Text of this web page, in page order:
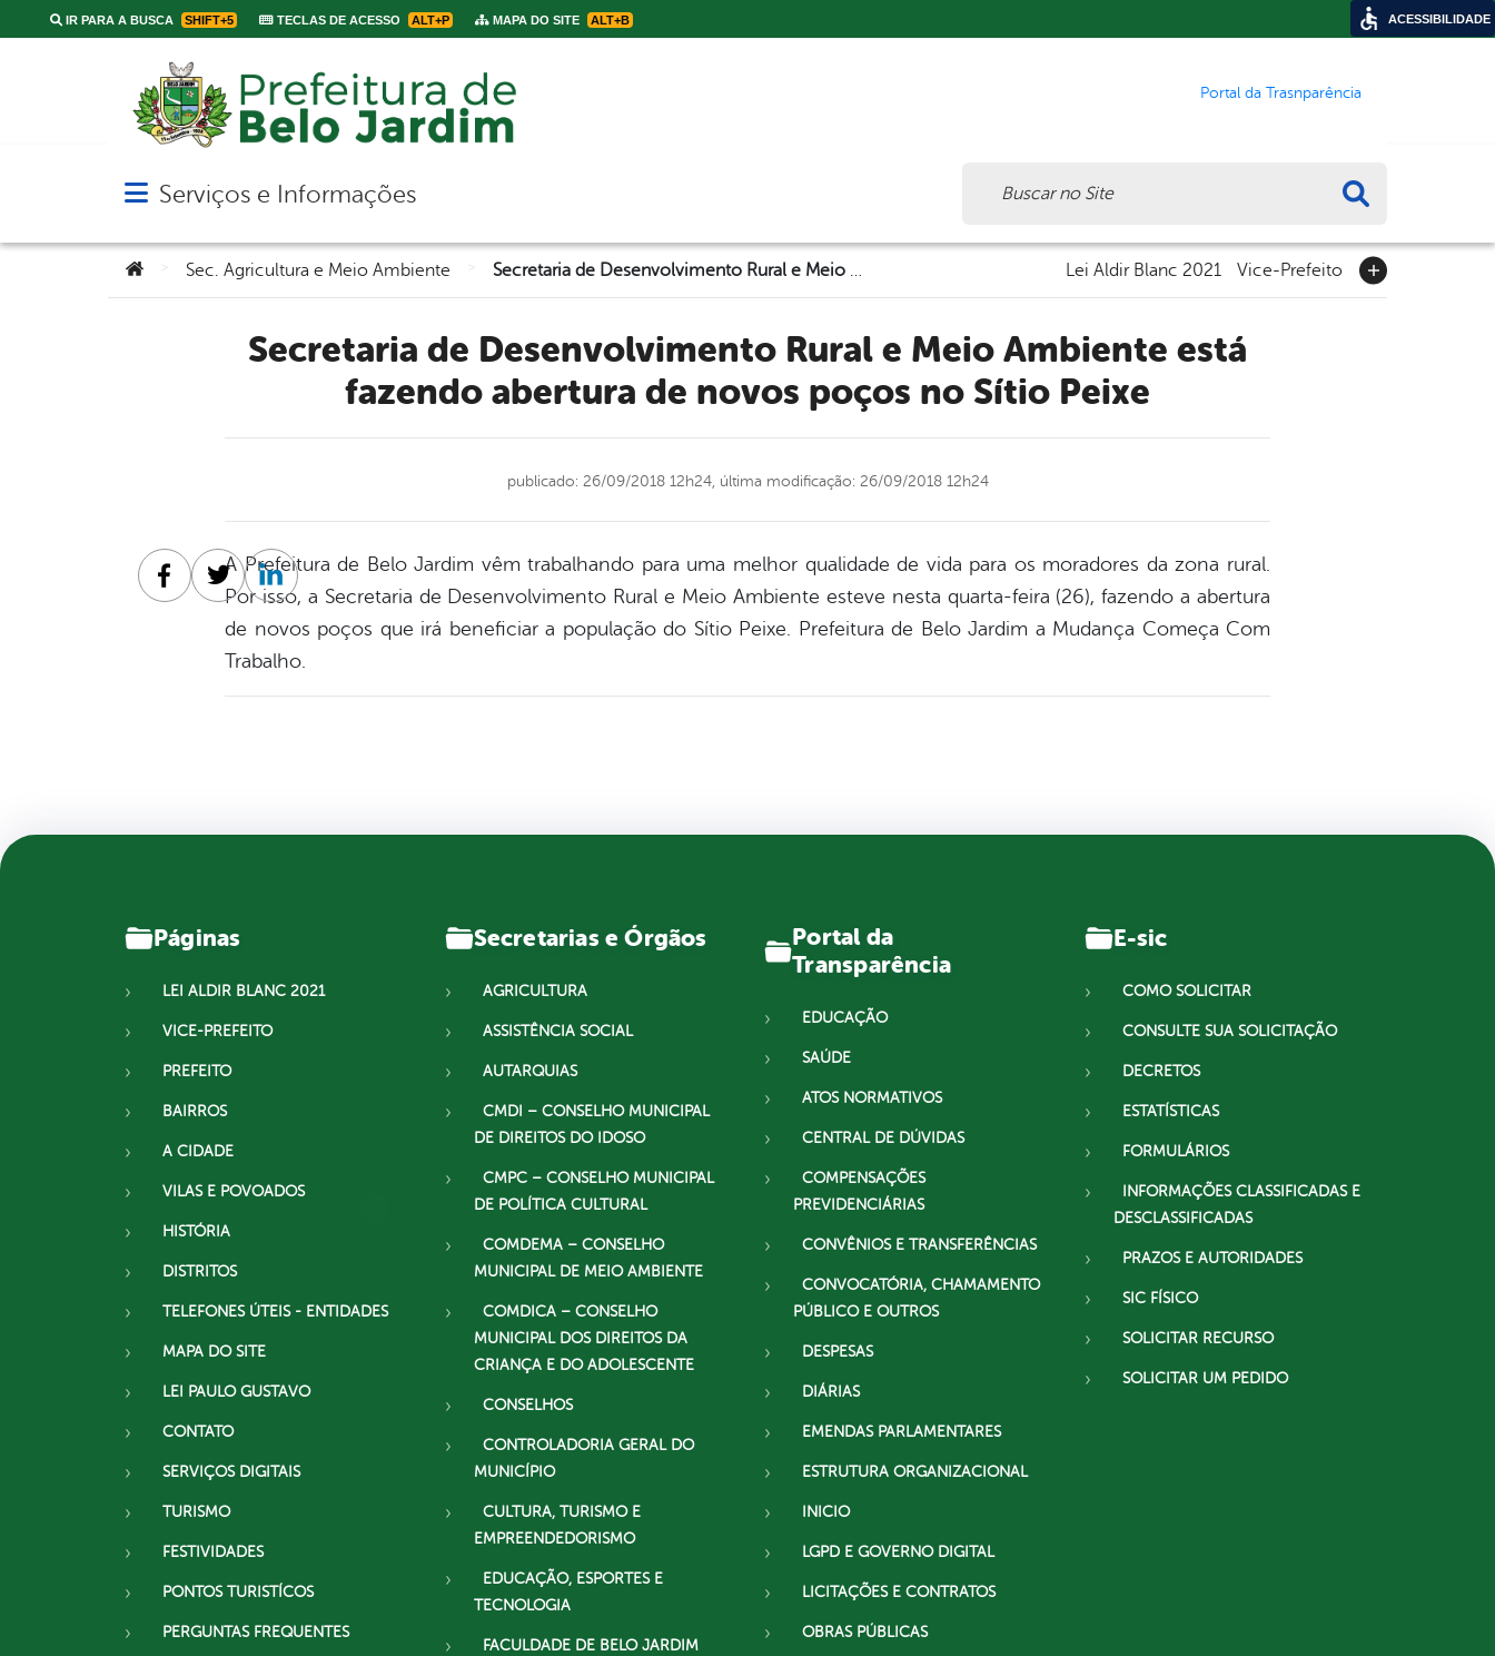
IR PARA A BUSCA SHIFT+5 TECLAS DE ACESSO ALT+P MAPA DO SITE ALT+B
Portal da Trasnparência
Abrir menu principal de navegação
Serviços e Informações
Você está aqui:Sec. Agricultura e Meio Ambiente Lei Aldir Blanc 2021 Vice-Prefeito
Secretaria de Desenvolvimento Rural e Meio Ambiente está
fazendo abertura de novos poços no Sítio Peixe
publicado: 26/09/2018 12h24, última modificação: 26/09/2018 12h24
A Prefeitura de Belo Jardim vêm trabalhando para uma melhor qualidade de vida para os moradores da zona rural.
Por isso, a Secretaria de Desenvolvimento Rural e Meio Ambiente esteve nesta quarta-feira (26), fazendo a abertura
de novos poços que irá beneficiar a população do Sítio Peixe. Prefeitura de Belo Jardim a Mudança Começa Com
Trabalho.
Facebook
TwitterLinkedin
Páginas
LEI ALDIR BLANC 2021
VICE-PREFEITO
PREFEITO
BAIRROS
A CIDADE
VILAS E POVOADOS
HISTÓRIA
DISTRITOS
TELEFONES ÚTEIS - ENTIDADES
MAPA DO SITE
LEI PAULO GUSTAVO
CONTATO
SERVIÇOS DIGITAIS
TURISMO
FESTIVIDADES
PONTOS TURISTÍCOS
PERGUNTAS FREQUENTES
Secretarias e Órgãos
AGRICULTURA
ASSISTÊNCIA SOCIAL
AUTARQUIAS
CMDI – CONSELHO MUNICIPAL
DE DIREITOS DO IDOSO
CMPC – CONSELHO MUNICIPAL
DE POLÍTICA CULTURAL
COMDEMA – CONSELHO
MUNICIPAL DE MEIO AMBIENTE
COMDICA – CONSELHO
MUNICIPAL DOS DIREITOS DA
CRIANÇA E DO ADOLESCENTE
CONSELHOS
CONTROLADORIA GERAL DO
MUNICÍPIO
CULTURA, TURISMO E
EMPREENDEDORISMO
EDUCAÇÃO, ESPORTES E
TECNOLOGIA
FACULDADE DE BELO JARDIM
Portal da
Transparência
EDUCAÇÃO
SAÚDE
ATOS NORMATIVOS
CENTRAL DE DÚVIDAS
COMPENSAÇÕES
PREVIDENCIÁRIAS
CONVÊNIOS E TRANSFERÊNCIAS
CONVOCATÓRIA, CHAMAMENTO
PÚBLICO E OUTROS
DESPESAS
DIÁRIAS
EMENDAS PARLAMENTARES
ESTRUTURA ORGANIZACIONAL
INICIO
LGPD E GOVERNO DIGITAL
LICITAÇÕES E CONTRATOS
OBRAS PÚBLICAS
E-sic
COMO SOLICITAR
CONSULTE SUA SOLICITAÇÃO
DECRETOS
ESTATÍSTICAS
FORMULÁRIOS
INFORMAÇÕES CLASSIFICADAS E
DESCLASSIFICADAS
PRAZOS E AUTORIDADES
SIC FÍSICO
SOLICITAR RECURSO
SOLICITAR UM PEDIDO
ACESSIBILIDADE